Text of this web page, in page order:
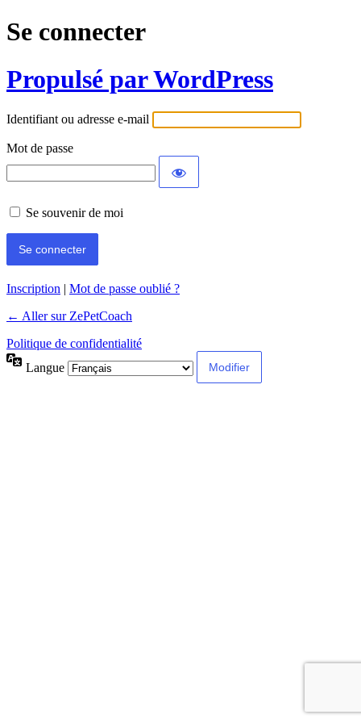
Se connecter
Propulsé par WordPress
Identifiant ou adresse e-mail
Mot de passe
Se souvenir de moi
Inscription | Mot de passe oublié ?
← Aller sur ZePetCoach
Politique de confidentialité
Langue